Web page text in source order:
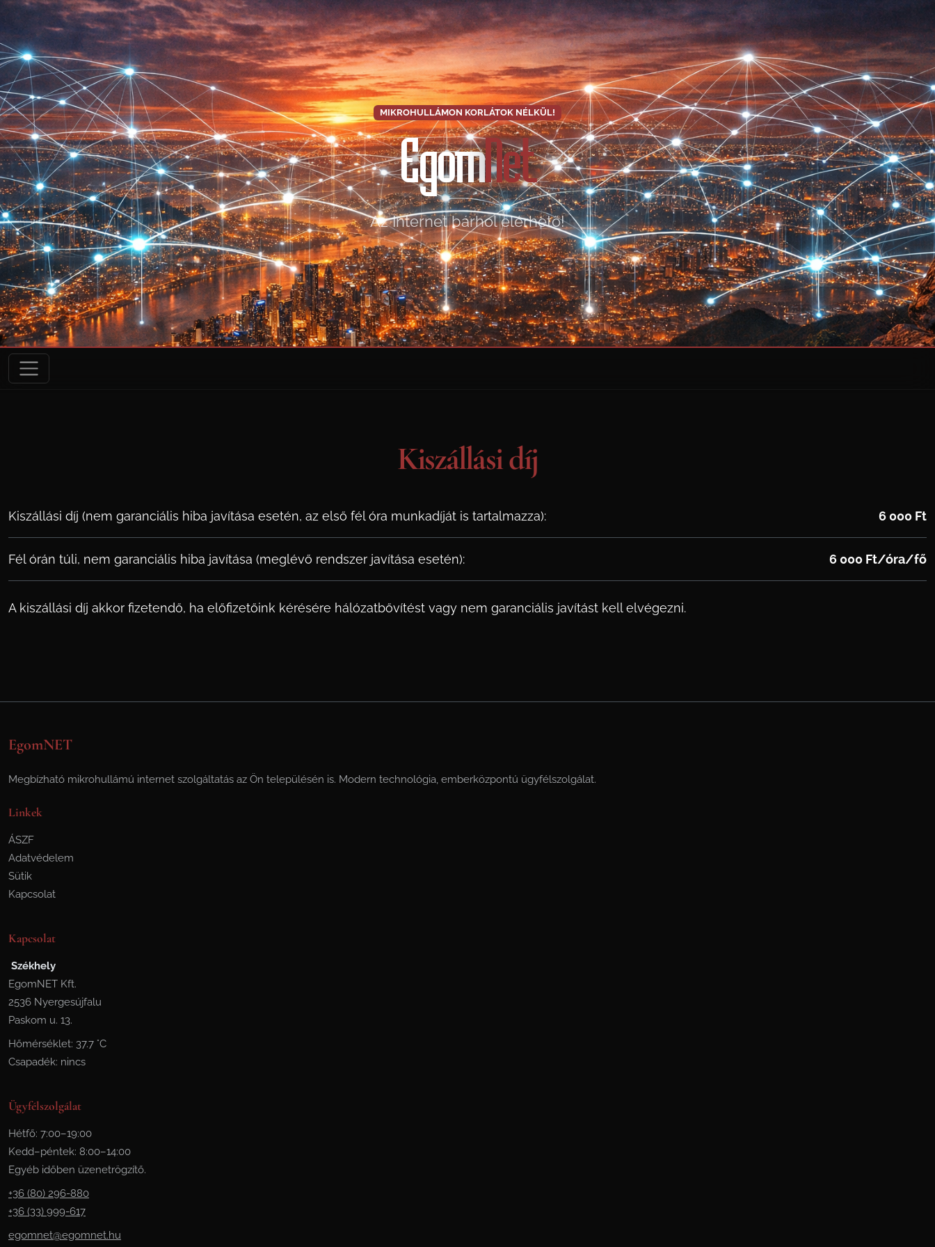
MIKROHULLÁMON KORLÁTOK NÉLKÜL!
EgomNet
Az Internet bárhol elérhető!
Kiszállási díj
Kiszállási díj (nem garanciális hiba javítása esetén, az első fél óra munkadíját is tartalmazza): 6 000 Ft
Fél órán túli, nem garanciális hiba javítása (meglévő rendszer javítása esetén): 6 000 Ft/óra/fő
A kiszállási díj akkor fizetendő, ha előfizetőink kérésére hálózatbővítést vagy nem garanciális javítást kell elvégezni.
EgomNET
Megbízható mikrohullámú internet szolgáltatás az Ön településén is. Modern technológia, emberközpontú ügyfélszolgálat.
Linkek
ÁSZF
Adatvédelem
Sütik
Kapcsolat
Kapcsolat
Székhely
EgomNET Kft.
2536 Nyergesújfalu
Paskom u. 13.
Hőmérséklet: 37.7 °C
Csapadék: nincs
Ügyfélszolgálat
Hétfő: 7:00–19:00
Kedd–péntek: 8:00–14:00
Egyéb időben üzenetrögzítő.
+36 (80) 296-880
+36 (33) 999-617
egomnet@egomnet.hu